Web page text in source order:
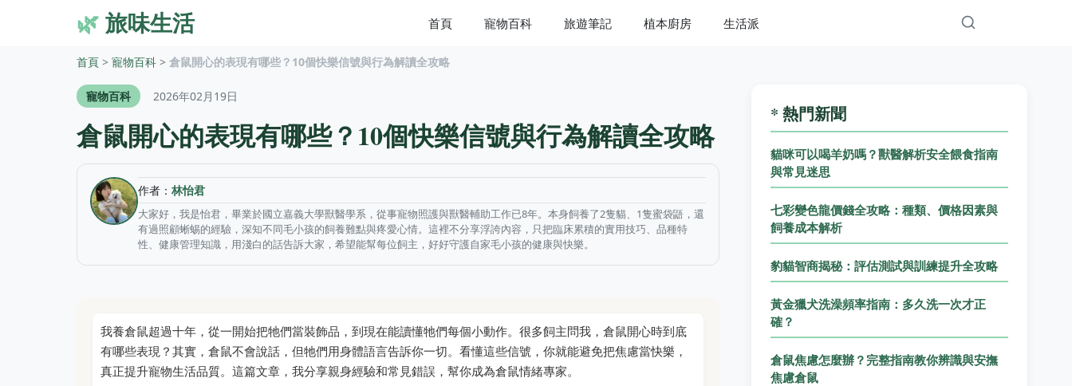
🌿旅味生活 首頁 寵物百科 旅遊筆記 植本廚房 生活派
首頁 > 寵物百科 > 倉鼠開心的表現有哪些？10個快樂信號與行為解讀全攻略
寵物百科 2026年02月19日
倉鼠開心的表現有哪些？10個快樂信號與行為解讀全攻略
作者： 林怡君
大家好，我是怡君，畢業於國立嘉義大學獸醫學系，從事寵物照護與獸醫輔助工作已8年。本身飼養了2隻貓、1隻蜜袋鼯，還
有過照顧蜥蜴的經驗，深知不同毛小孩的飼養難點與疼愛心情。這裡不分享浮誇內容，只把臨床累積的實用技巧、品種特
性、健康管理知識，用淺白的話告訴大家，希望能幫每位飼主，好好守護自家毛小孩的健康與快樂。
我養倉鼠超過十年，從一開始把牠們當裝飾品，到現在能讀懂牠們每個小動作。很多飼主問我，倉鼠開心時到底
有哪些表現？其實，倉鼠不會說話，但牠們用身體語言告訴你一切。看懂這些信號，你就能避免把焦慮當快樂，
真正提升寵物生活品質。這篇文章，我分享親身經驗和常見錯誤，幫你成為倉鼠情緒專家。
* 熱門新聞
貓咪可以喝羊奶嗎？獸醫解析安全餵食指南
與常見迷思
七彩變色龍價錢全攻略：種類、價格因素與
飼養成本解析
豹貓智商揭秘：評估測試與訓練提升全攻略
黃金獵犬洗澡頻率指南：多久洗一次才正
確？
倉鼠焦慮怎麼辦？完整指南教你辨識與安撫
焦慮倉鼠